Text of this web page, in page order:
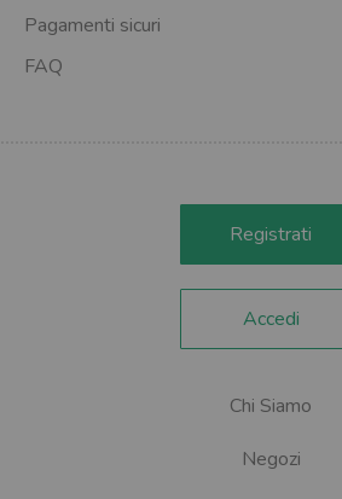
Pagamenti sicuri
FAQ
Registrati
Accedi
Chi Siamo
Negozi